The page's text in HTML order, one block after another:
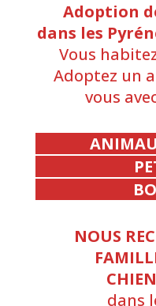
Adoption
dans les
Vous
Adoptez un
vous
NOUS
dans